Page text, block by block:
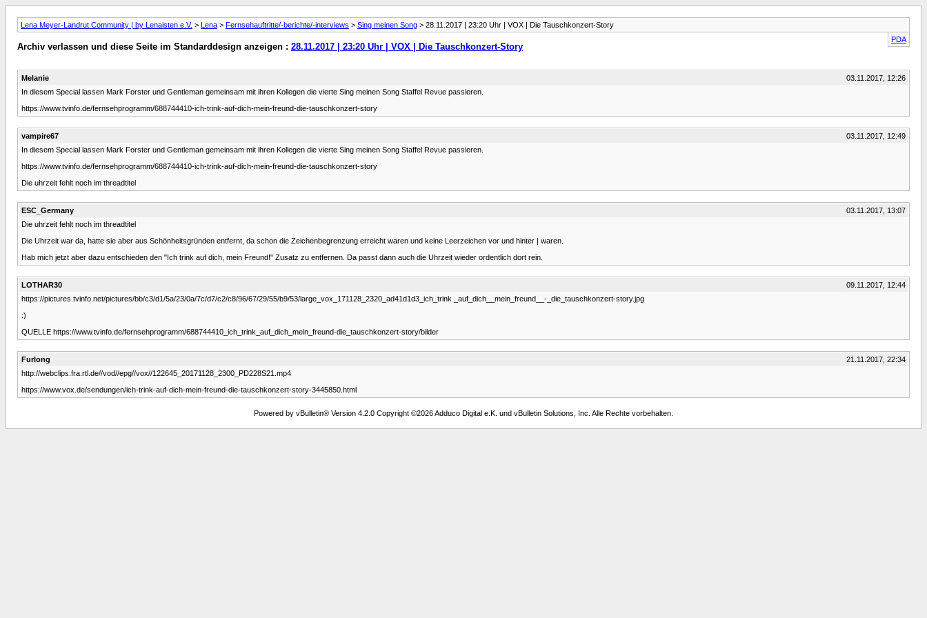
Lena Meyer-Landrut Community | by Lenaisten e.V. > Lena > Fernsehauftritte/-berichte/-interviews > Sing meinen Song > 28.11.2017 | 23:20 Uhr | VOX | Die Tauschkonzert-Story
PDA
Archiv verlassen und diese Seite im Standarddesign anzeigen : 28.11.2017 | 23:20 Uhr | VOX | Die Tauschkonzert-Story
Melanie
03.11.2017, 12:26
In diesem Special lassen Mark Forster und Gentleman gemeinsam mit ihren Kollegen die vierte Sing meinen Song Staffel Revue passieren.
https://www.tvinfo.de/fernsehprogramm/688744410-ich-trink-auf-dich-mein-freund-die-tauschkonzert-story
vampire67
03.11.2017, 12:49
In diesem Special lassen Mark Forster und Gentleman gemeinsam mit ihren Kollegen die vierte Sing meinen Song Staffel Revue passieren.
https://www.tvinfo.de/fernsehprogramm/688744410-ich-trink-auf-dich-mein-freund-die-tauschkonzert-story
Die uhrzeit fehlt noch im threadtitel
ESC_Germany
03.11.2017, 13:07
Die uhrzeit fehlt noch im threadtitel
Die Uhrzeit war da, hatte sie aber aus Schönheitsgründen entfernt, da schon die Zeichenbegrenzung erreicht waren und keine Leerzeichen vor und hinter | waren.
Hab mich jetzt aber dazu entschieden den "Ich trink auf dich, mein Freund!" Zusatz zu entfernen. Da passt dann auch die Uhrzeit wieder ordentlich dort rein.
LOTHAR30
09.11.2017, 12:44
https://pictures.tvinfo.net/pictures/bb/c3/d1/5a/23/0a/7c/d7/c2/c8/96/67/29/55/b9/53/large_vox_171128_2320_ad41d1d3_ich_trink _auf_dich__mein_freund__-_die_tauschkonzert-story.jpg
:)
QUELLE https://www.tvinfo.de/fernsehprogramm/688744410_ich_trink_auf_dich_mein_freund-die_tauschkonzert-story/bilder
Furlong
21.11.2017, 22:34
http://webclips.fra.rtl.de//vod//epg//vox//122645_20171128_2300_PD228S21.mp4
https://www.vox.de/sendungen/ich-trink-auf-dich-mein-freund-die-tauschkonzert-story-3445850.html
Powered by vBulletin® Version 4.2.0 Copyright ©2026 Adduco Digital e.K. und vBulletin Solutions, Inc. Alle Rechte vorbehalten.